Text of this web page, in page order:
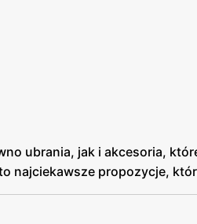
ubrania, jak i akcesoria,
najciekawsze propozycje,